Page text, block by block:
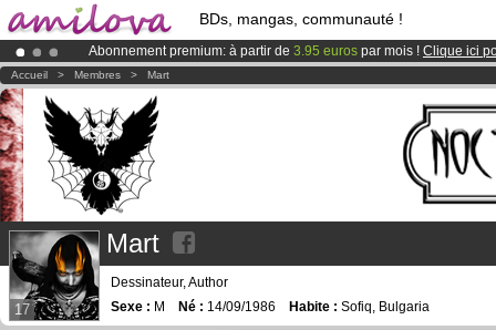
BDs, mangas, communauté !
Abonnement premium: à partir de 3.95 euros par mois ! Clique ici
LeKickstarter Amilova est désormais lancé!.
Déjà 134393membreset 1208BDs & Mangas!
Accueil > Membres > Mart
17
Mart
Dessinateur, Author
Sexe : M Né : 14/09/1986 Habite : Sofiq, Bulgaria